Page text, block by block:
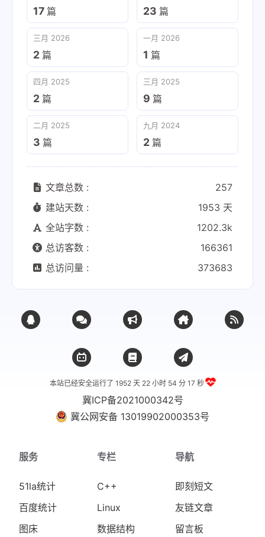
17 篇 23 篇
三月 2026
2 篇
一月 2026
1 篇
四月 2025
2 篇
三月 2025
9 篇
二月 2025
3 篇
九月 2024
2 篇
文章总数 :
257
建站天数 :
1953 天
全站字数 :
1202.3k
总访客数 :
166361
总访问量 :
373683
本站已经安全运行了 1952 天 22 小时 54 分 17 秒
冀ICP备2021000342号
冀公网安备 13019902000353号
服务
51la统计
百度统计
图床
专栏
C++
Linux
数据结构
导航
即刻短文
友链文章
留言板